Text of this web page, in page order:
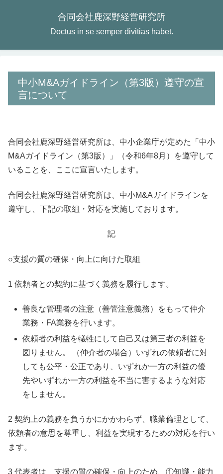
合同会社鹿深野経営研究所
Doctus in se semper divitias habet.
中小M&Aガイドライン（第3版）遵守の宣
言について
合同会社鹿深野経営研究所は、中小企業庁が定めた「中小
M&Aガイドライン（第3版）」（令和6年8月）を遵守して
いることを、ここに宣言いたします。
合同会社鹿深野経営研究所は、中小M&Aガイドラインを
遵守し、下記の取組・対応を実施しております。
記
○支援の質の確保・向上に向けた取組
1 依頼者との契約に基づく義務を履行します。
善良な管理者の注意（善管注意義務）をもって仲介
業務・FA業務を行います。
依頼者の利益を犠牲にして自己又は第三者の利益を
図りません。 （仲介者の場合）いずれの依頼者に対
しても公平・公正であり、いずれか一方の利益の優
先やいずれか一方の利益を不当に害するような対応
をしません。
2 契約上の義務を負うかにかかわらず、職業倫理として、
依頼者の意思を尊重し、利益を実現するための対応を行い
ます。
3 代表者は、支援の質の確保・向上のため、①知識・能力